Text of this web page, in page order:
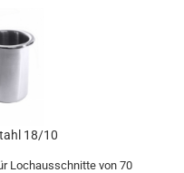
18/10
Lochausschnitte von 70